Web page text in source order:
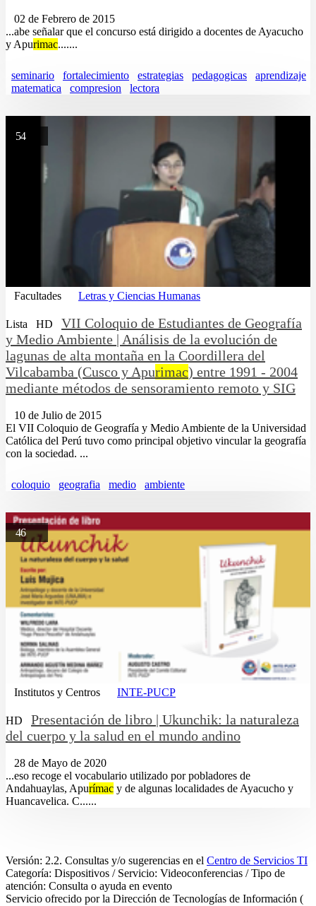
02 de Febrero de 2015
...abe señalar que el concurso está dirigido a docentes de Ayacucho
y Apurimac.......
seminario fortalecimiento estrategias pedagogicas
aprendizaje
matematica
compresion lectora
54
Facultades Letras y Ciencias Humanas
Lista HD
VII Coloquio de Estudiantes de Geografía
y Medio Ambiente | Análisis de la evolución de
lagunas de alta montaña en la Coordillera del
Vilcabamba (Cusco y Apurimac) entre 1991 - 2004
mediante métodos de sensoramiento remoto y SIG
10 de Julio de 2015
El VII Coloquio de Geografía y Medio Ambiente de la Universidad
Católica del Perú tuvo como principal objetivo vincular la geografía
con la sociedad. ...
coloquio geografia medio ambiente
46
Institutos y Centros INTE-PUCP
HD
Presentación de libro | Ukunchik: la naturaleza
del cuerpo y la salud en el mundo andino
28 de Mayo de 2020
...eso recoge el vocabulario utilizado por pobladores de
Andahuaylas, Apurímac y de algunas localidades de Ayacucho y
Huancavelica. C......
Versión: 2.2. Consultas y/o sugerencias en el Centro de Servicios TI
Categoría: Dispositivos / Servicio: Videoconferencias / Tipo de
atención: Consulta o ayuda en evento
Servicio ofrecido por la Dirección de Tecnologías de Información (